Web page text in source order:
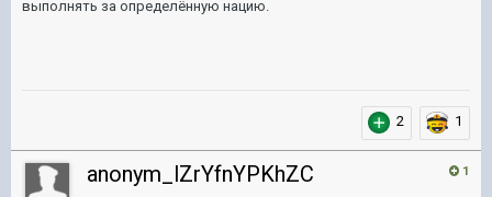
выполнять за определённую нацию.
2 1
1
anonym_lZrYfnYPKhZC